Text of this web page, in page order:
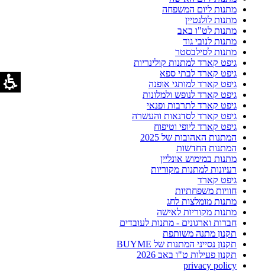
מתנות ליום המשפחה
מתנות לולנטיין
מתנות לט"ו באב
מתנות לנובי גוד
מתנות לסילבסטר
גיפט קארד למתנות קולינריות
גיפט קארד לבתי ספא
גיפט קארד למותגי אופנה
גיפט קארד לנופש ולמלונות
גיפט קארד לתרבות ופנאי
גיפט קארד לסדנאות והעשרה
גיפט קארד ליופי וטיפוח
המתנות האהובות של 2025
המתנות החדשות
מתנות במימוש אונליין
רעיונות למתנות מקוריות
גיפט קארד
חוויות משפחתיות
מתנות מומלצות לחג
מתנות מקוריות לאישה
חברות וארגונים - מתנות לעובדים
תקנון מתנה משותפת
תקנון נסייני המתנות של BUYME
תקנון פעילות ט"ו באב 2026
privacy policy